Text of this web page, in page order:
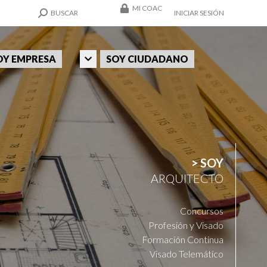
SEARCH:
BUSCAR
MI COAC
INICIAR SESIÓN
EMPRESA SOY CIUDADANO
> SOY
ARQUITECTO
Concursos
Profesión y Visado
Formación Continua
Visado Telemático